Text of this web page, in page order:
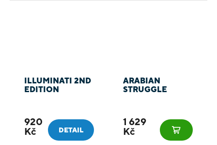
ILLUMINATI 2ND
EDITION
920
Kč
DETAIL
ARABIAN
STRUGGLE
1 629
Kč